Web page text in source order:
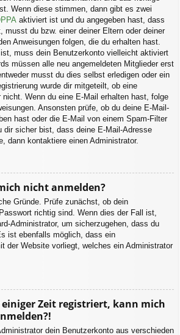
Wenn diese stimmen, dann gibt es zwei
aktiviert ist und du angegeben hast, dass
musst du bzw. einer deiner Eltern oder deiner
Anweisungen folgen, die du erhalten hast.
muss dein Benutzerkonto vielleicht aktiviert
müssen alle neu angemeldeten Mitglieder erst
musst du dies selbst erledigen oder ein
wurde dir mitgeteilt, ob eine
Wenn du eine E-Mail erhalten hast, folge
Ansonsten prüfe, ob du deine E-Mail-
hast oder die E-Mail von einem Spam-Filter
dir sicher bist, dass deine E-Mail-Adresse
dann kontaktiere einen Administrator.
nicht anmelden?
Gründe. Prüfe zunächst, ob dein
richtig sind. Wenn dies der Fall ist,
Administrator, um sicherzugehen, dass du
ist ebenfalls möglich, dass ein
der Website vorliegt, welches ein Administrator
Zeit registriert, kann mich
dein Benutzerkonto aus verschieden